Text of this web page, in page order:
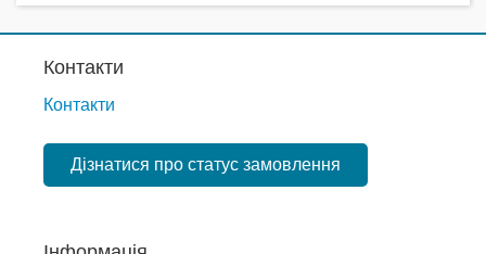
Контакти
Контакти
Дізнатися про статус замовлення